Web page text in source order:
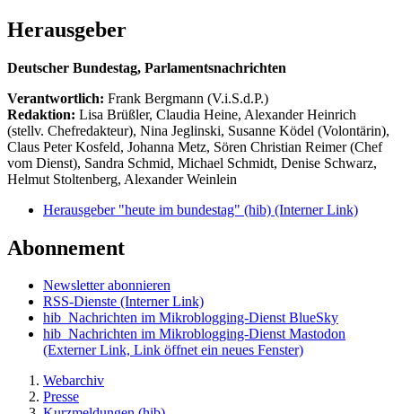
Herausgeber
Deutscher Bundestag, Parlamentsnachrichten
Verantwortlich: Frank Bergmann (V.i.S.d.P.)
Redaktion: Lisa Brüßler, Claudia Heine, Alexander Heinrich
(stellv. Chefredakteur), Nina Jeglinski, Susanne Ködel (Volontärin),
Claus Peter Kosfeld, Johanna Metz, Sören Christian Reimer (Chef
vom Dienst), Sandra Schmid, Michael Schmidt, Denise Schwarz,
Helmut Stoltenberg, Alexander Weinlein
Herausgeber "heute im bundestag" (hib) (Interner Link)
Abonnement
Newsletter abonnieren
RSS-Dienste (Interner Link)
hib_Nachrichten im Mikroblogging-Dienst BlueSky
hib_Nachrichten im Mikroblogging-Dienst Mastodon
(Externer Link, Link öffnet ein neues Fenster)
Webarchiv
Presse